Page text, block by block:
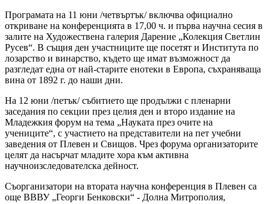
Програмата на 11 юни /четвъртък/ включва официално
откриване на конференцията в 17,00 ч. и първа научна сесия в
залите на Художествена галерия Дарение „Колекция Светлин
Русев“. В същия ден участниците ще посетят и Института по
лозарство и винарство, където ще имат възможност да
разгледат една от най-старите енотеки в Европа, съхраняваща
вина от 1892 г. до наши дни.
На 12 юни /петък/ събитието ще продължи с пленарни
заседания по секции през целия ден и второ издание на
Младежкия форум на тема „Науката през очите на
учениците“, с участието на представители на пет учебни
заведения от Плевен и Свищов. Чрез форума организаторите
целят да насърчат младите хора към активна
научноизследователска дейност.
Съорганизатори на втората научна конференция в Плевен са
още ВВВУ „Георги Бенковски“ - Долна Митрополия,